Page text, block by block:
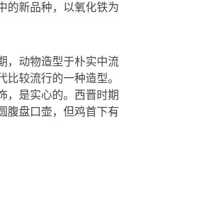
的新品种，以氧化铁为
，动物造型于朴实中流
较流行的一种造型。
，是实心的。西晋时期
腹盘口壶，但鸡首下有